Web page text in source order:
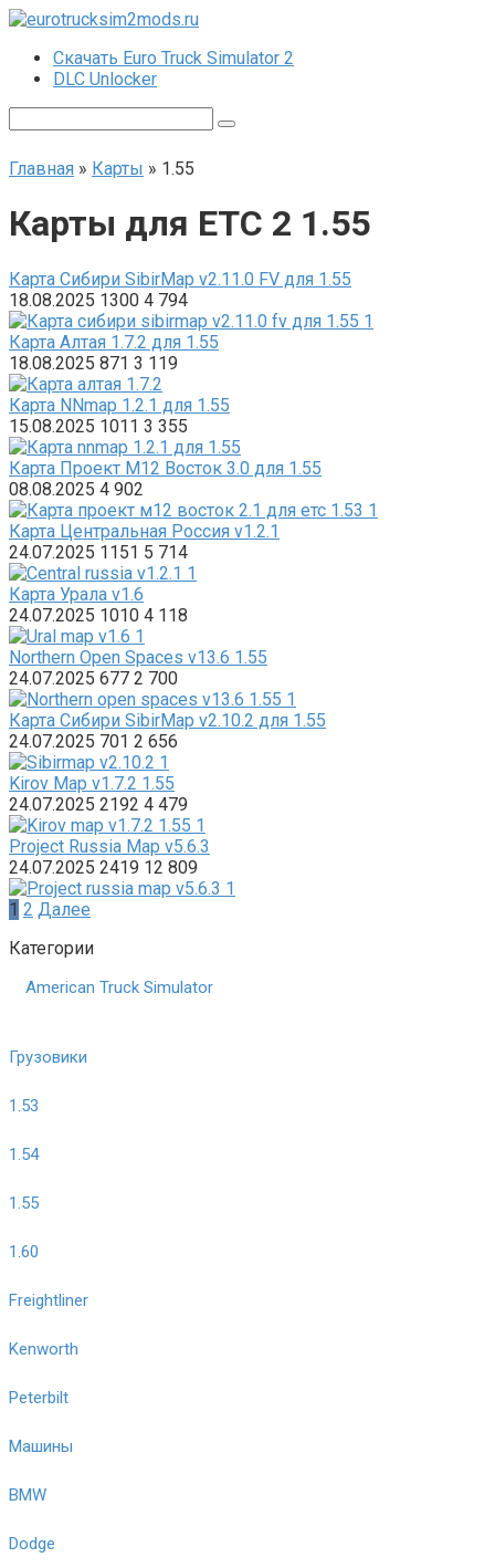
Перейти
контентуСкачать Euro Truck Simulator 2
DLC Unlocker
Главная » Карты » 1.55
Карты для ЕТС 2 1.55
Карта Сибири SibirMap v2.11.0 FV для 1.55
18.08.2025 1300 4 794
Карта Алтая 1.7.2 для 1.55
18.08.2025 871 3 119
Карта NNmap 1.2.1 для 1.55
15.08.2025 1011 3 355
Карта Проект М12 Восток 3.0 для 1.55
08.08.2025 4 902
Карта Центральная Россия v1.2.1
24.07.2025 1151 5 714
Карта Урала v1.6
24.07.2025 1010 4 118
Northern Open Spaces v13.6 1.55
24.07.2025 677 2 700
Карта Сибири SibirMap v2.10.2 для 1.55
24.07.2025 701 2 656
Kirov Map v1.7.2 1.55
24.07.2025 2192 4 479
Project Russia Map v5.6.3
24.07.2025 2419 12 809
Пагинация
1 2 Далее
Категории
American Truck Simulator
Грузовики
1.53
1.54
1.55
1.60
Freightliner
Kenworth
Peterbilt
Машины
BMW
Dodge